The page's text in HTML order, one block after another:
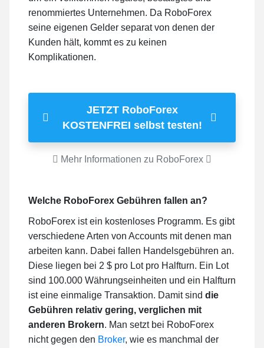
renommiertes Unternehmen. Da RoboForex
seine eigenen Gelder separat von denen der
Kunden hält, kommt es zu keinen
Komplikationen.
JETZT RoboForex
KOSTENFREI selbst testen!
Mehr Informationen zu RoboForex
Welche RoboForex Gebühren fallen an?
RoboForex ist ein kostenloses Programm. Es gibt
verschiedene Arten von Accounts mit denen man
arbeiten kann. Dabei fallen Handelsgebühren an.
Diese liegen bei 2 $ pro Lot pro Halfturn. Ein Lot
sind 100.000 Währungseinheiten und ein Halfturn
ist eine einmalige Transaktion. Damit sind die
Gebühren relativ gering, verglichen mit
anderen Brokern. Man setzt bei RoboForex
nicht gegen den Broker, wie es manchmal der